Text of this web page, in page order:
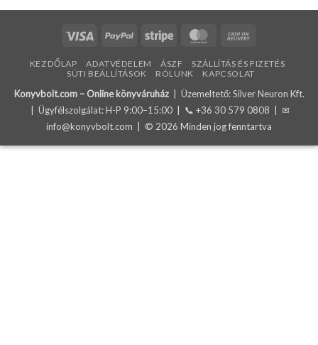
Visa PayPal Stripe MasterCard
Delivery
KEZDŐLAP ADATVÉDELEM ÁSZF
SZÁLLÍTÁS ÉS FIZETÉS
SÜTI BEÁLLÍTÁSOK
RÓLUNK KAPCSOLAT
Konyvbolt.com – Online könyváruház| Üzemeltető: Silver Neuron Kft.
| Ügyfélszolgálat: H-P 9:00–15:00 | 📞 +36 30 579 0808 | ✉
info@konyvbolt.com | © 2026 Minden jog fenntartva